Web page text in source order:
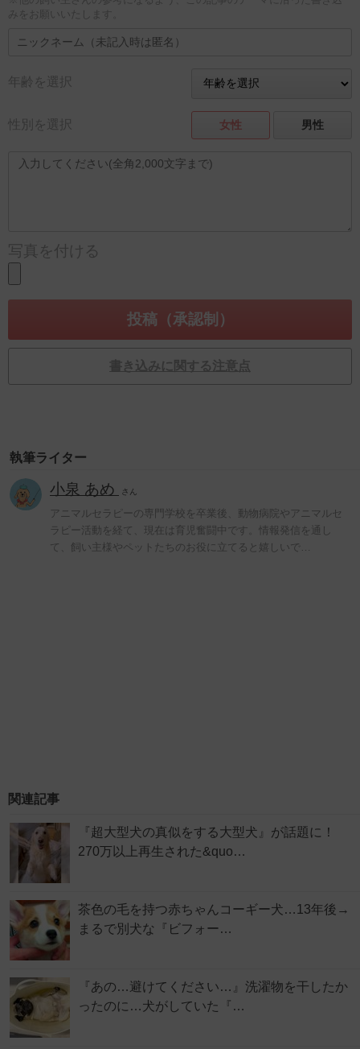
みをお願いいたします。
年齢を選択
性別を選択 女性 男性
写真を付ける
書き込みに関する注意点
執筆ライター
小泉 あめ さん
アニマルセラピーの専門学校を卒業後、動物病院やアニマルセ
ラピー活動を経て、現在は育児奮闘中です。情報発信を通し
て、飼い主様やペットたちのお役に立てると嬉しいで…
関連記事
『超大型犬の真似をする大型犬』が話題に！
270万以上再生された&quo…
茶色の毛を持つ赤ちゃんコーギー犬…13年後→
まるで別犬な『ビフォー…
『あの…避けてください…』洗濯物を干したか
ったのに…犬がしていた『…